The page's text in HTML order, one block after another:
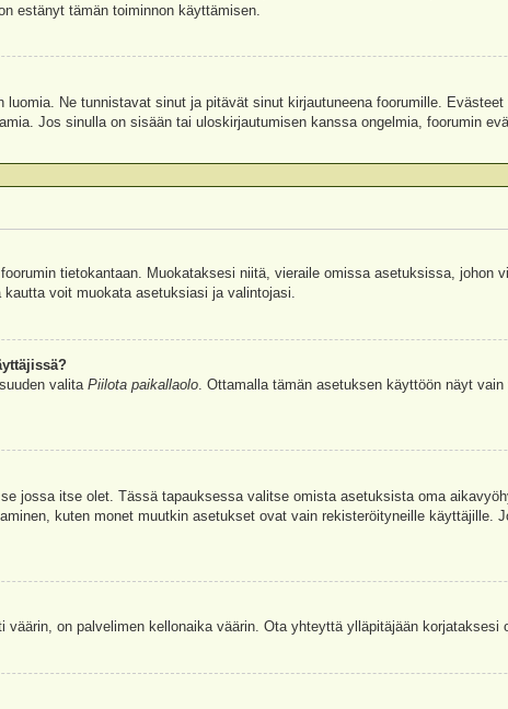
estänyt tämän toiminnon käyttämisen.
Ne tunnistavat sinut ja pitävät sinut kirjautuneena foorumille.
Jos sinulla on sisään tai uloskirjautumisen kanssa ongelmia, foorumin
tietokantaan. Muokataksesi niitä, vieraile omissa asetuksissa, johon
voit muokata asetuksiasi ja valintojasi.
valita Piilota paikallaolo. Ottamalla tämän asetuksen käyttöön näyt
jossa itse olet. Tässä tapauksessa valitse omista asetuksista oma
kuten monet muutkin asetukset ovat vain rekisteröityneille käyttäjille.
on palvelimen kellonaika väärin. Ota yhteyttä ylläpitäjään korjataksesi